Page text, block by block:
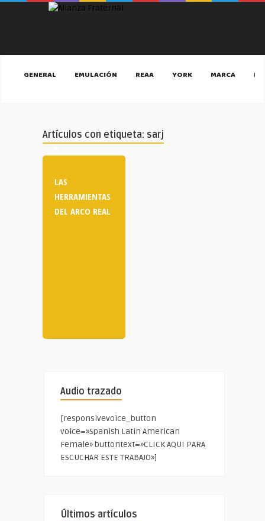
GENERAL EMULACIÓN REAA YORK MARCA
Artículos con etiqueta: sarj
LAS
HERRAMIENTAS
DEL ARCO REAL
Audio trazado
[responsivevoice_button
voice=»Spanish Latin American
Female» buttontext=»CLICK AQUI PARA
ESCUCHAR ESTE TRABAJO»]
Últimos artículos